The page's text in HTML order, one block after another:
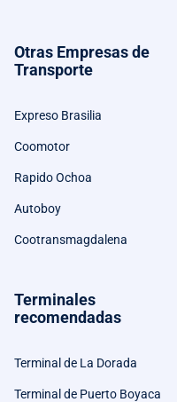
Otras Empresas de
Transporte
Expreso Brasilia
Coomotor
Rapido Ochoa
Autoboy
Cootransmagdalena
Terminales
recomendadas
Terminal de La Dorada
Terminal de Puerto Boyaca